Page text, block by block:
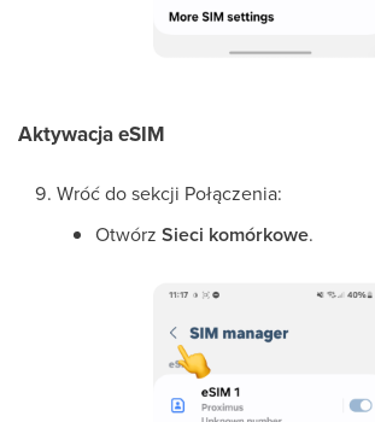
Aktywacja eSIM
Wróć do sekcji Połączenia:
Otwórz Sieci komórkowe.